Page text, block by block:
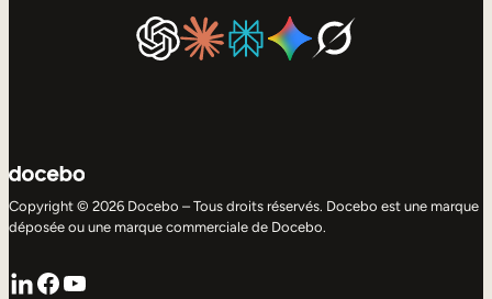
Copyright © 2026 Docebo – Tous droits réservés. Docebo est une marque
déposée ou une marque commerciale de Docebo.
LinkedIn
Facebook
YouTube